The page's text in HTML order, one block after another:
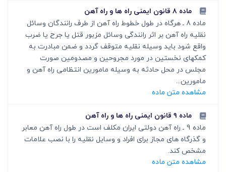
ماده ۸ قانون ایمنی راه ها و راه آهن
ماده 8 ـ هرگاه در طول خطوط راه آهن از طرف رانندگان وسائل
نقلیه راه آهن بر اثر رانندگی وسائل مزبور قتل یا جرح یا ضرب
واقع شود باید وسیله نقلیه متوقف گردد و ضمن مبادرت به
کمکهای نخستین در مورد مجروحین و مصدومین صورت
مجلس در محل حادثه به وسیله مامورین انتظامی راه آهن و
مامورین...
مشاهده متن ماده
ماده ۹ قانون ایمنی راه ها و راه آهن
ماده 9 ـ راه آهن دولتی ایران مکلف است در طول راه آهن معابر
و گذرگاه های مجاز برای افراد و وسایل نقلیه را با نصب علامات
مشخص کند.
مشاهده متن ماده